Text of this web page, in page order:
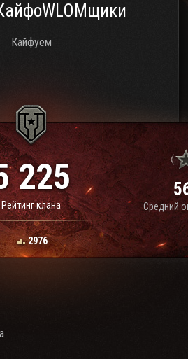
Кайфуем
225
Рейтинг клана
2976
Средний